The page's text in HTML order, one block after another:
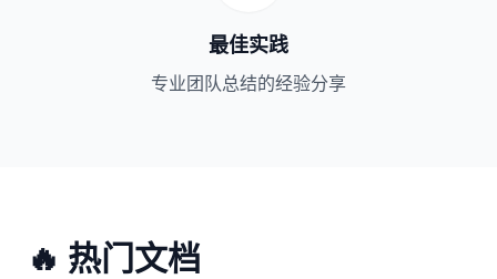
最佳实践
专业团队总结的经验分享
🔥 热门文档